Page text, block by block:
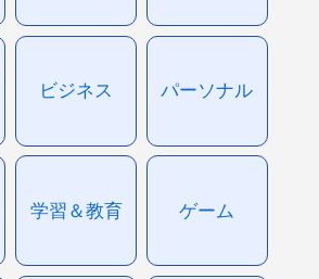
ビジネス パーソナル
学習＆教育 ゲーム